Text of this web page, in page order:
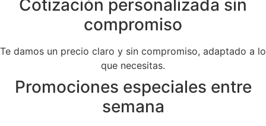
Cotización personalizada sin
compromiso
Te damos un precio claro y sin compromiso, adaptado a lo
que necesitas.
Promociones especiales entre
semana